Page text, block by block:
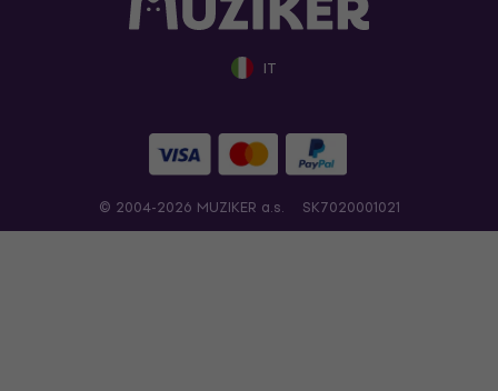
IT
© 2004-2026 MUZIKER a.s. SK7020001021